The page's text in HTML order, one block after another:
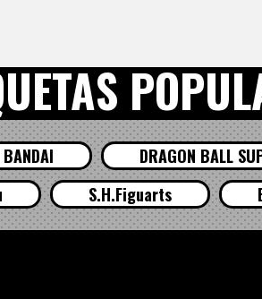
BANDAI DRAGON BALL
S.H.Figuarts